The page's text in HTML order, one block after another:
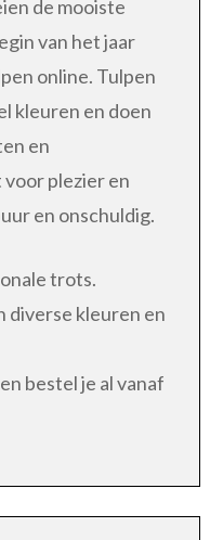
de mooiste
van het jaar
online. Tulpen
kleuren en doen
en
plezier en
en onschuldig.
trots.
diverse kleuren en
bestel je al vanaf